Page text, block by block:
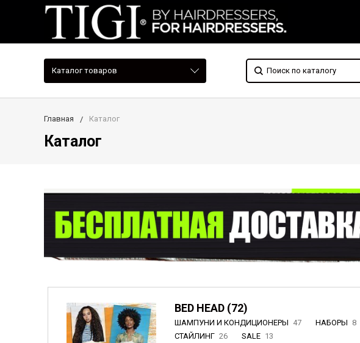
Каталог товаров
Главная Каталог
Каталог
BED HEAD (72)
ШАМПУНИ И КОНДИЦИОНЕРЫ 47 НАБОРЫ 8
СТАЙЛИНГ 26 SALE 13